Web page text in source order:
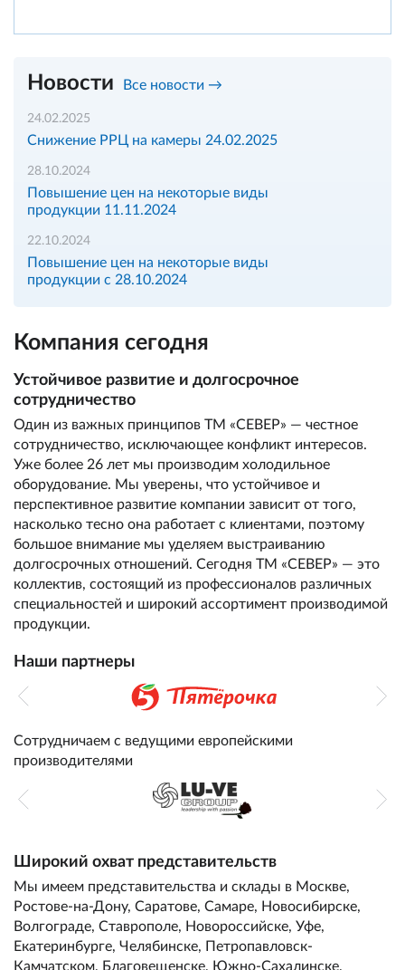
Новости Все новости →
24.02.2025
Снижение РРЦ на камеры 24.02.2025
28.10.2024
Повышение цен на некоторые виды
продукции 11.11.2024
22.10.2024
Повышение цен на некоторые виды
продукции с 28.10.2024
Компания сегодня
Устойчивое развитие и долгосрочное
сотрудничество
Один из важных принципов ТМ «СЕВЕР» — честное
сотрудничество, исключающее конфликт интересов.
Уже более 26 лет мы производим холодильное
оборудование. Мы уверены, что устойчивое и
перспективное развитие компании зависит от того,
насколько тесно она работает с клиентами, поэтому
большое внимание мы уделяем выстраиванию
долгосрочных отношений. Сегодня ТМ «СЕВЕР» — это
коллектив, состоящий из профессионалов различных
специальностей и широкий ассортимент производимой
продукции.
Наши партнеры
Сотрудничаем с ведущими европейскими
производителями
Широкий охват представительств
Мы имеем представительства и склады в Москве,
Ростове-на-Дону, Саратове, Самаре, Новосибирске,
Волгограде, Ставрополе, Новороссийске, Уфе,
Екатеринбурге, Челябинске, Петропавловск-
Камчатском, Благовещенске, Южно-Сахалинске,